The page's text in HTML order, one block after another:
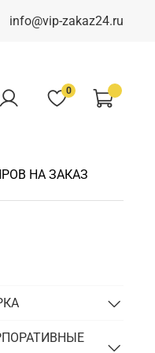
info@vip-zakaz24.ru
0
НА ЗАКАЗ